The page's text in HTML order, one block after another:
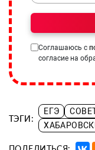
Соглашаюсь с
согласие на
ТЭГИ:
ЕГЭ